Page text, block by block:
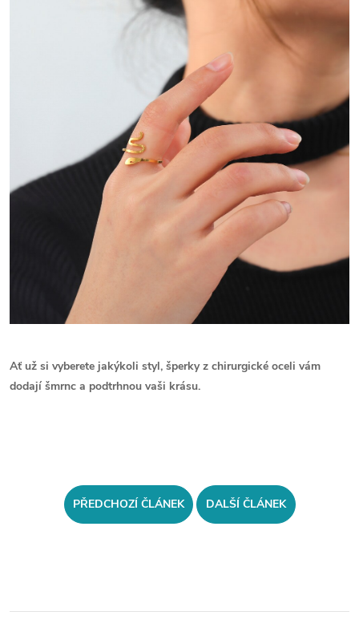
Ať už si vyberete jakýkoli styl, šperky z chirurgické oceli vám
dodají šmrnc a podtrhnou vaši krásu.
PŘEDCHOZÍ ČLÁNEK DALŠÍ ČLÁNEK